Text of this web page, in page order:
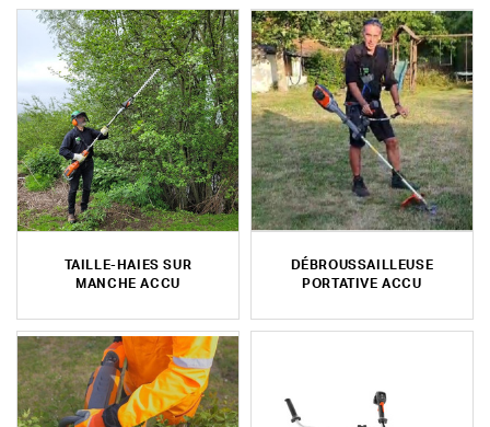
TAILLE-HAIES SUR
MANCHE ACCU
DÉBROUSSAILLEUSE
PORTATIVE ACCU